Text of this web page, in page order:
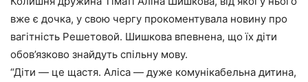
вже є дочка, у свою чергу прокоментувала новину про
вагітність Решетовой. Шишкова впевнена, що їх діти
обов’язково знайдуть спільну мову.
“Діти — це щастя. Аліса — дуже комунікабельна дитина,